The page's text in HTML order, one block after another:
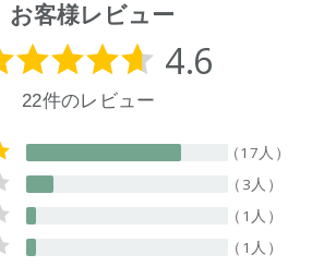
ミトイルエチルヒドロキシエチルモニウ
、アルキルグリコシド、ポリグリセリン
溶剤、粘度調整剤、pH調整剤
お客様レビュー